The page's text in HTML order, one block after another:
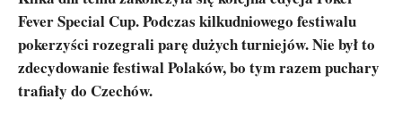
Fever Special Cup. Podczas kilkudniowego festiwalu
pokerzyści rozegrali parę dużych turniejów. Nie był to
zdecydowanie festiwal Polaków, bo tym razem puchary
trafiały do Czechów.